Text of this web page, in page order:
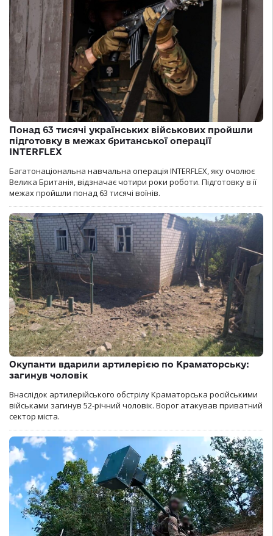
Понад 63 тисячі українських військових пройшли
підготовку в межах британської операції
INTERFLEX
Багатонаціональна навчальна операція INTERFLEX, яку очолює
Велика Британія, відзначає чотири роки роботи. Підготовку в її
межах пройшли понад 63 тисячі воїнів.
Окупанти вдарили артилерією по Краматорську:
загинув чоловік
Внаслідок артилерійського обстрілу Краматорська російськими
військами загинув 52-річний чоловік. Ворог атакував приватний
сектор міста.